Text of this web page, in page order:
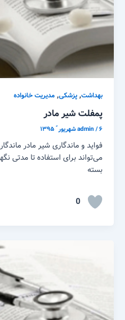
بهداشت,پزشکی,مدیریت خانواده
پمفلت شیر مادر
admin/۶ شهریور ّ ۱۳۹۵
فواید و ماندگاری شیر مادر
می‌تواند برای استفاده تا مدتی
بسته
0